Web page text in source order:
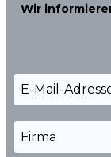
Wir